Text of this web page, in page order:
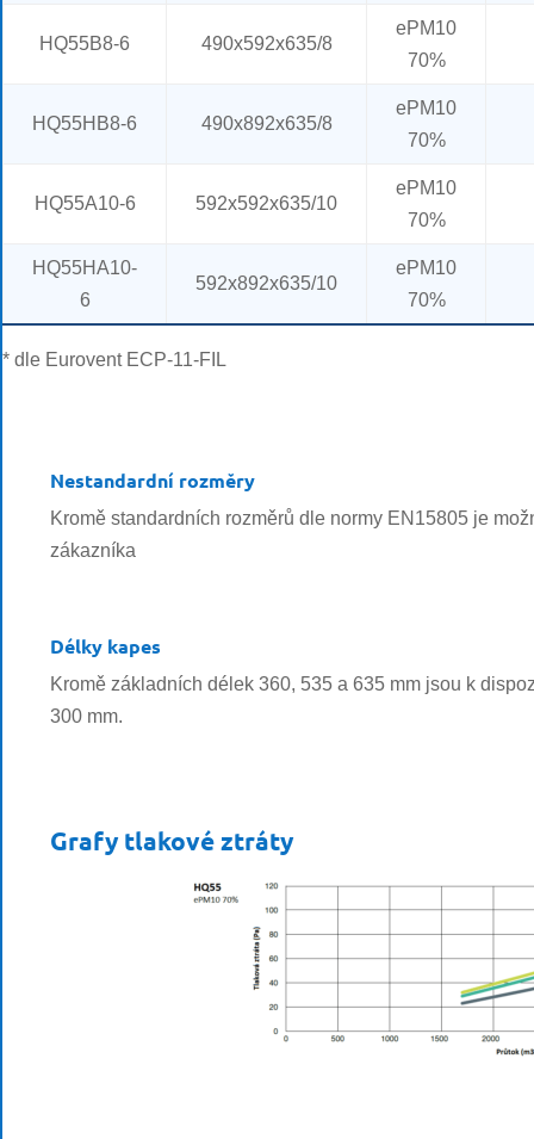
HQ55B8-6 490x592x635/8
ePM10
70%
HQ55HB8-6 490x892x635/8
ePM10
70%
HQ55A10-6 592x592x635/10
ePM10
70%
HQ55HA10-
6
592x892x635/10
ePM10
70%
* dle Eurovent ECP-11-FIL
Nestandardní rozměry
Kromě standardních rozměrů dle normy EN15805 je
zákazníka
Délky kapes
Kromě základních délek 360, 535 a 635 mm jsou k
300 mm.
Grafy tlakové ztráty